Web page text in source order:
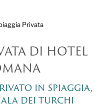
Privata
DI HOTEL
IN SPIAGGIA,
DEI TURCHI